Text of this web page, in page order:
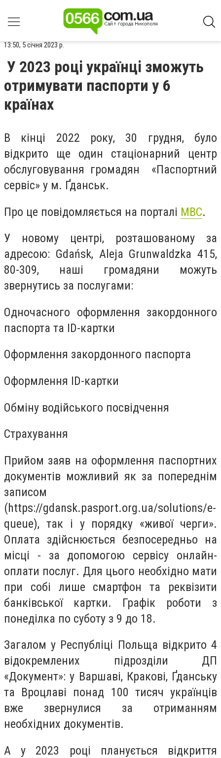
13:50, 5 січня 2023 р.
У 2023 році українці зможуть
отримувати паспорти у 6
країнах
В кінці 2022 року, 30 грудня, було
відкрито ще один стаціонарний центр
обслуговування громадян «Паспортний
сервіс» у м. Ґданськ.
Про це повідомляється на порталі МВС.
У новому центрі, розташованому за
адресою: Gdańsk, Aleja Grunwaldzka 415,
80-309, наші громадяни можуть
звернутись за послугами:
Одночасного оформлення закордонного
паспорта та ID-картки
Оформлення закордонного паспорта
Оформлення ID-картки
Обміну водійського посвідчення
Страхування
Прийом заяв на оформлення паспортних
документів можливий як за попереднім
записом
(https://gdansk.pasport.org.ua/solutions/e-
queue), так і у порядку «живої черги».
Оплата здійснюється безпосередньо на
місці - за допомогою сервісу онлайн-
оплати послуг. Для цього необхідно мати
при собі лише смартфон та реквізити
банківської картки. Графік роботи з
понеділка по суботу з 9 до 18.
Загалом у Республіці Польща відкрито 4
відокремлених підрозділи ДП
«Документ»: у Варшаві, Кракові, Ґданську
та Вроцлаві понад 100 тисяч українців
вже звернулися за отриманням
необхідних документів.
А у 2023 році планується відкриття